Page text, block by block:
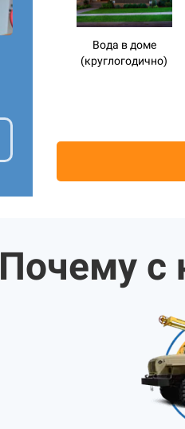
Вода в доме
(круглогодично)
Почему с